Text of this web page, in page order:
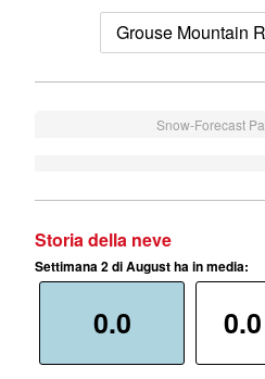
Grouse Mountain
Snow-Forecast
Storia della neve
Settimana 2 di August ha in media:
0.0 0.0